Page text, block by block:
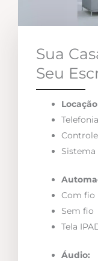
Sua
Seu
Sistema
Com fio
Sem fio
Tela
Áudio: